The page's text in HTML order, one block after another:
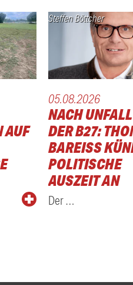
AUF
Steffen Böttcher
05.08.2026
NACH
DER B27:
BAREISS
OLITISCHE A
USZEIT AN
Der …